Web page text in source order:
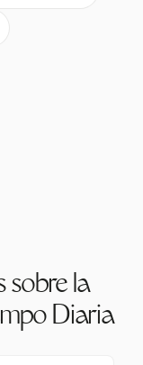
sobre la
Diaria